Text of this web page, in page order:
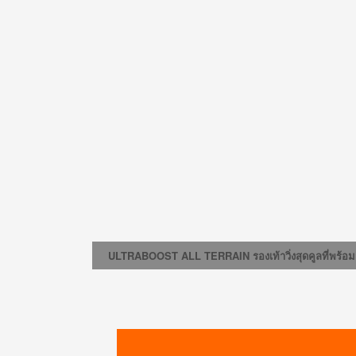
ULTRABOOST ALL TERRAIN รองเท้าวิ่งสุดคูลที่พร้